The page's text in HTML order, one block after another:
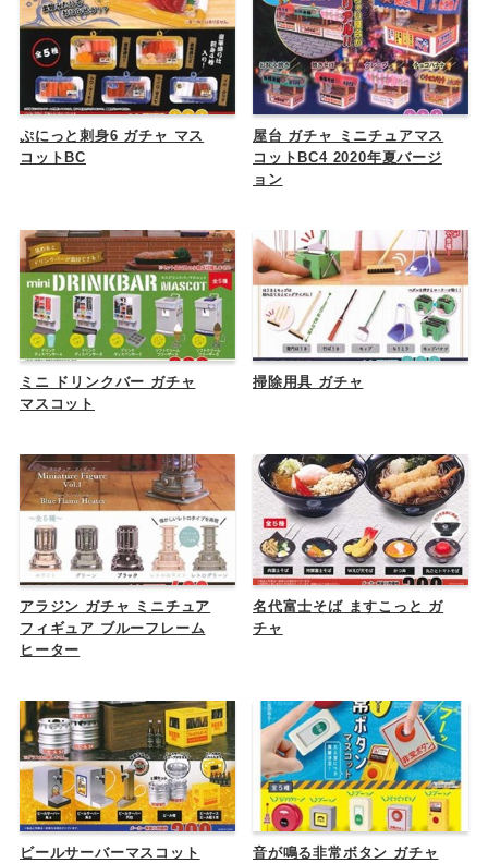
ぷにっと刺身6 ガチャ マス
コットBC
屋台 ガチャ ミニチュアマス
コットBC4 2020年夏バージ
ョン
ミニ ドリンクバー ガチャ
マスコット
掃除用具 ガチャ
アラジン ガチャ ミニチュア
フィギュア ブルーフレーム
ヒーター
名代富士そば ますこっと ガ
チャ
ビールサーバーマスコット 音が鳴る非常ボタン ガチャ